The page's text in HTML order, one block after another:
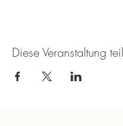
Diese Veranstaltung